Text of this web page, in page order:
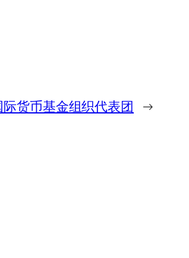
货币基金组织代表团 →